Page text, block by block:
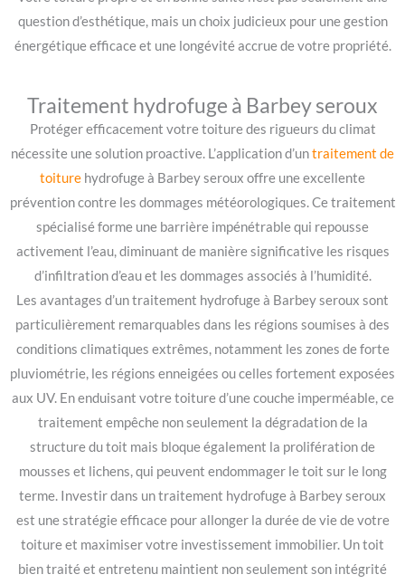
question d’esthétique, mais un choix judicieux pour une gestion
énergétique efficace et une longévité accrue de votre propriété.
Traitement hydrofuge à Barbey seroux
Protéger efficacement votre toiture des rigueurs du climat
nécessite une solution proactive. L’application d’untraitement de
toiture hydrofuge à Barbey seroux offre une excellente
prévention contre les dommages météorologiques. Ce traitement
spécialisé forme une barrière impénétrable qui repousse
activement l’eau, diminuant de manière significative les risques
d’infiltration d’eau et les dommages associés à l’humidité.
Les avantages d’un traitement hydrofuge à Barbey seroux sont
particulièrement remarquables dans les régions soumises à des
conditions climatiques extrêmes, notamment les zones de forte
pluviométrie, les régions enneigées ou celles fortement exposées
aux UV. En enduisant votre toiture d’une couche imperméable, ce
traitement empêche non seulement la dégradation de la
structure du toit mais bloque également la prolifération de
mousses et lichens, qui peuvent endommager le toit sur le long
terme. Investir dans un traitement hydrofuge à Barbey seroux
est une stratégie efficace pour allonger la durée de vie de votre
toiture et maximiser votre investissement immobilier. Un toit
bien traité et entretenu maintient non seulement son intégrité